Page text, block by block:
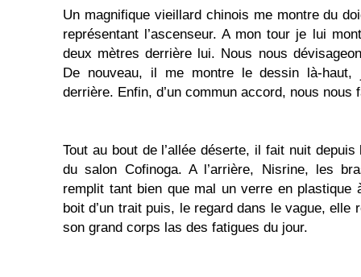
Un magnifique vieillard chinois me montre du
représentant l’ascenseur. A mon tour je lui
deux mètres derrière lui. Nous nous
De nouveau, il me montre le dessin là-haut,
derrière. Enfin, d’un commun accord, nous nous
Tout au bout de l’allée déserte, il fait nuit
du salon Cofinoga. A l’arrière, Nisrine, les
remplit tant bien que mal un verre en plastique
boit d’un trait puis, le regard dans le vague, elle
son grand corps las des fatigues du jour.